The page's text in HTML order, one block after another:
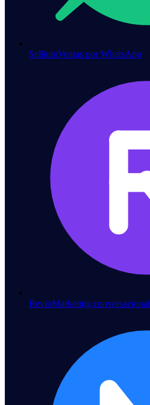
SelliumVentas por WhatsApp
RevioMarketing conversacional